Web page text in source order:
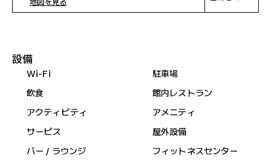
Provence
地図を見る
設備
Wi-Fi
駐車場
飲食
館内レストラン
アクティビティ
アメニティ
サービス
屋外設備
バー / ラウンジ
フィットネスセンター